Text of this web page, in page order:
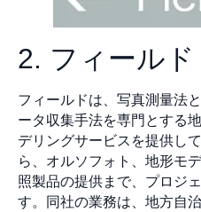
2. フィールド
フィールドは、写真測量法
ータ収集手法を専門とする
デリングサービスを提供し
ら、オルソフォト、地形モ
照製品の提供まで、プロジ
す。同社の業務は、地方自